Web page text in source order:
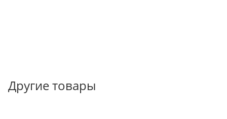
Другие товары